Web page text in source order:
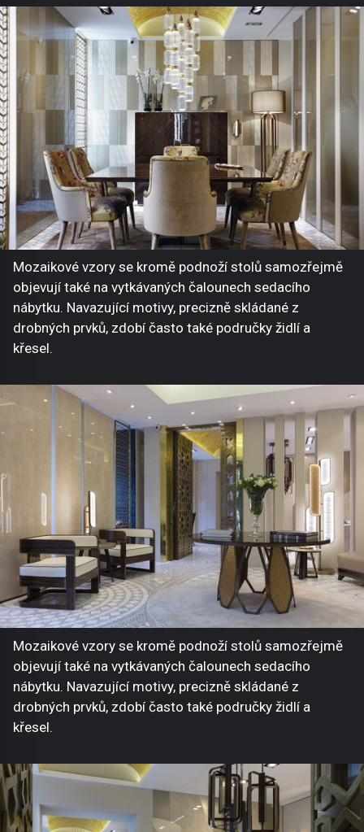
Mozaikové vzory se kromě podnoží stolů samozřejmě
objevují také na vytkávaných čalounech sedacího
nábytku. Navazující motivy, precizně skládané z
drobných prvků, zdobí často také područky židlí a
křesel.
Mozaikové vzory se kromě podnoží stolů samozřejmě
objevují také na vytkávaných čalounech sedacího
nábytku. Navazující motivy, precizně skládané z
drobných prvků, zdobí často také područky židlí a
křesel.